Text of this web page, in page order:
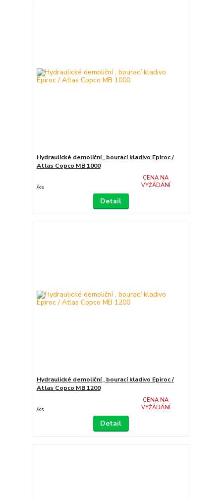
Hydraulické demoliční , bourací kladivo Epiroc /
Atlas Copco MB 1000
/ks
CENA NA
VYŽÁDÁNÍ
Detail
Hydraulické demoliční , bourací kladivo Epiroc /
Atlas Copco MB 1200
/ks
CENA NA
VYŽÁDÁNÍ
Detail